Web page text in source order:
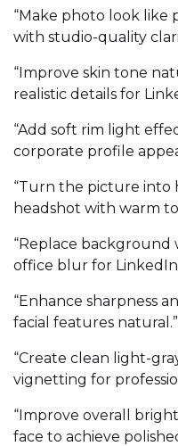
“Make photo look like
with studio-quality
“Improve skin tone
realistic details for
“Add soft rim light
corporate profile
“Turn the picture into
headshot with warm
“Replace
office blur for
“Enhance sharpness
facial features natural.”
“Create clean light-
vignetting for
“Improve overall
face to achieve